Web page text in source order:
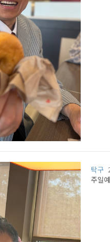
탁구
주일